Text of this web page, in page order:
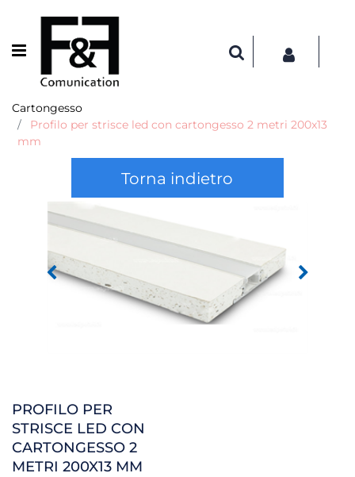
Open menu
Cartongesso
Profilo per strisce led con cartongesso 2 metri 200x13
mm
Torna indietro
PROFILO PER
STRISCE LED CON
CARTONGESSO 2
METRI 200X13 MM